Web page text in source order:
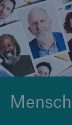
Our expert